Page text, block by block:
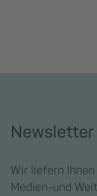
Wir liefern
Medien-und